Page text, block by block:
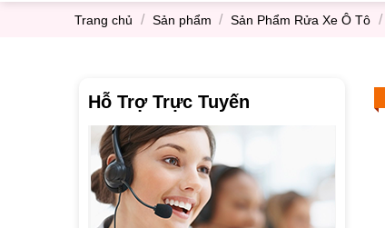
Trang chủ / Sản phẩm / Sản Phẩm Rửa Xe Ô Tô /
Hỗ Trợ Trực Tuyến